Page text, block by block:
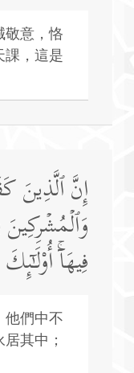
敬意，恪
課，這是
إِنَّ ٱلَّذِینَ
فِیهَاۤۚ
他們中不
其中；